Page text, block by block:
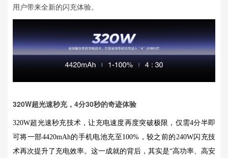
用户带来全新的闪充体验。
320W超光速秒充，4分30秒的奇迹体验
320W超光速秒充技术，让充电速度再度突破极限，仅需4分半即
可将一部4420mAh的手机电池充至100%，较之前的240W闪充技
术再次提升了充电效率。这一成就的背后，其实是“高功率、高安